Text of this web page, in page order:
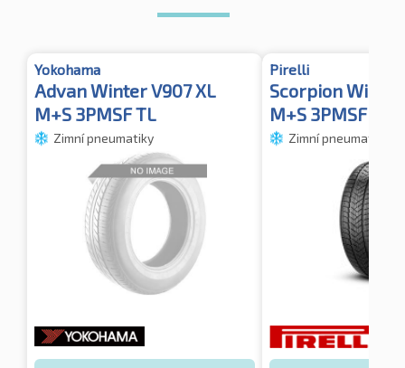
Yokohama
Advan Winter V907 XL
M+S 3PMSF TL
Zimní pneumatiky
Pirelli
Scorpion Winter
M+S 3PMSF TL
Zimní pneumatiky